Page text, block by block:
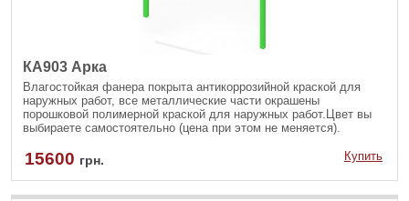
КА903 Арка
Влагостойкая фанера покрыта антикоррозийной краской для
наружных работ, все металлические части окрашены
порошковой полимерной краской для наружных работ.Цвет вы
выбираете самостоятельно (цена при этом не меняется).
15600 грн. Купить